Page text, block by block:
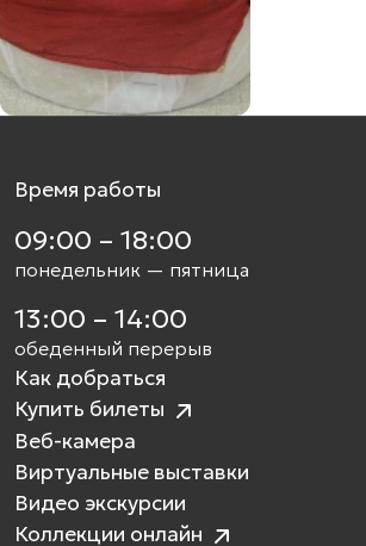
Время работы
09:00 – 18:00
понедельник — пятница
13:00 – 14:00
обеденный перерыв
Как добраться
Купить билеты
Веб-камера
Виртуальные выставки
Видео экскурсии
Коллекции онлайн